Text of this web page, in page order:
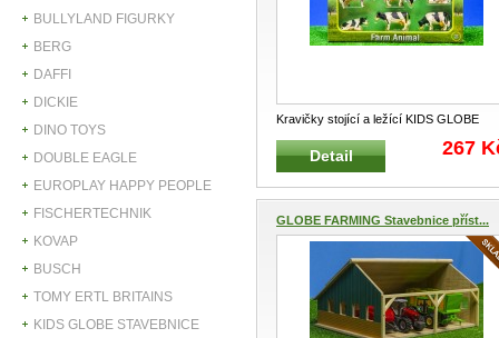
BULLYLAND FIGURKY
BERG
DAFFI
DICKIE
DINO TOYS
DOUBLE EAGLE
EUROPLAY HAPPY PEOPLE
FISCHERTECHNIK
KOVAP
BUSCH
TOMY ERTL BRITAINS
KIDS GLOBE STAVEBNICE
Kravičky stojící a ležící KIDS GLOBE
FARMING 570009 Figurky hněd...
Detail 267
GLOBE FARMING Stavebnice příst...